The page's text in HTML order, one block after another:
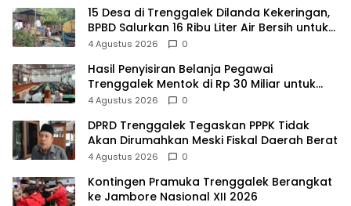
15 Desa di Trenggalek Dilanda Kekeringan,
BPBD Salurkan 16 Ribu Liter Air Bersih untuk
900 Warga
4 Agustus 2026 0
Hasil Penyisiran Belanja Pegawai
Trenggalek Mentok di Rp 30 Miliar untuk
Infrastruktur
4 Agustus 2026 0
DPRD Trenggalek Tegaskan PPPK Tidak
Akan Dirumahkan Meski Fiskal Daerah Berat
4 Agustus 2026 0
Kontingen Pramuka Trenggalek Berangkat
ke Jambore Nasional XII 2026